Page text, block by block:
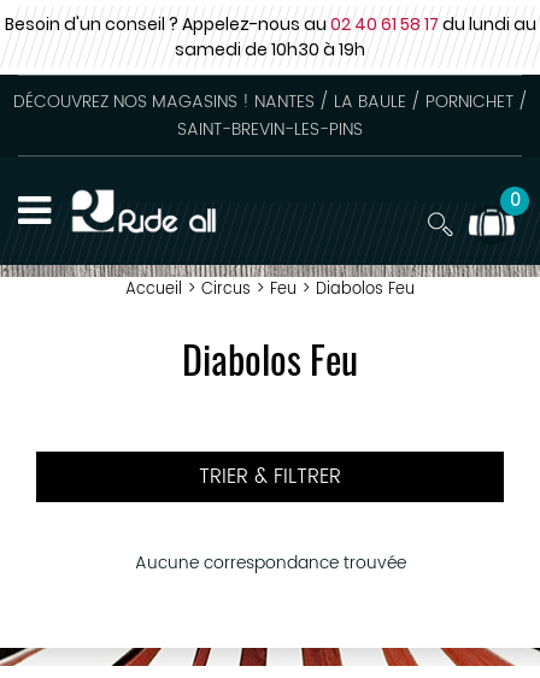
Besoin d'un conseil ? Appelez-nous au02 40 61 58 17du lundi au
samedide 10h30 à 19h
DÉCOUVREZ NOS MAGASINS ! NANTES / LA BAULE / PORNICHET /
SAINT-BREVIN-LES-PINS
0
Accueil > Circus > Feu > Diabolos Feu
Diabolos Feu
TRIER & FILTRER
Aucune correspondance trouvée